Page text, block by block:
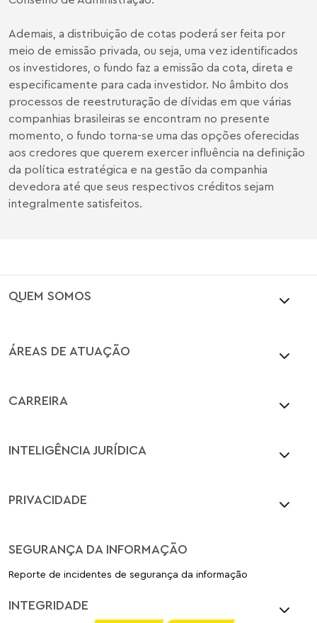
Ademais, a distribuição de cotas poderá ser feita por
meio de emissão privada, ou seja, uma vez identificados
os investidores, o fundo faz a emissão da cota, direta e
especificamente para cada investidor. No âmbito dos
processos de reestruturação de dívidas em que várias
companhias brasileiras se encontram no presente
momento, o fundo torna-se uma das opções oferecidas
aos credores que querem exercer influência na definição
da política estratégica e na gestão da companhia
devedora até que seus respectivos créditos sejam
integralmente satisfeitos.
QUEM SOMOS
ÁREAS DE ATUAÇÃO
CARREIRA
INTELIGÊNCIA JURÍDICA
PRIVACIDADE
SEGURANÇA DA INFORMAÇÃO
Reporte de incidentes de segurança da informação
INTEGRIDADE